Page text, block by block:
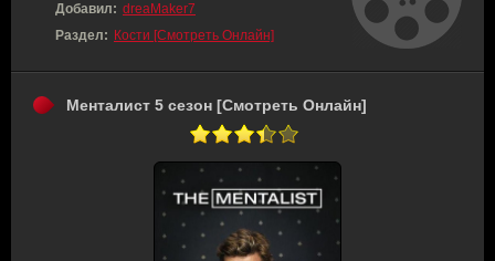
Добавил: dreaMaker7
Раздел: Кости [Смотреть Онлайн]
Менталист 5 сезон [Смотреть Онлайн]